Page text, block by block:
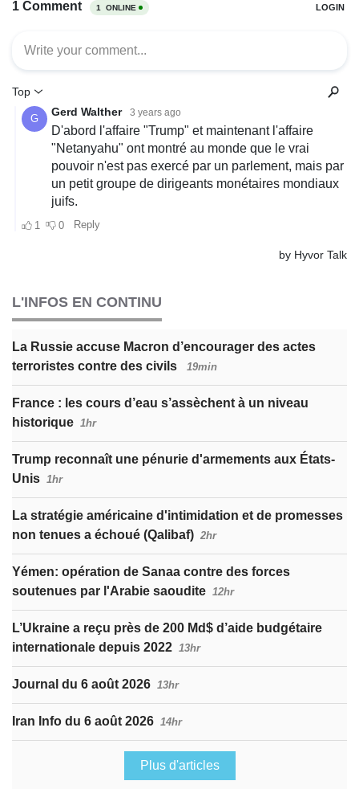
L'INFOS EN CONTINU
La Russie accuse Macron d’encourager des actes
terroristes contre des civils
19min
France : les cours d’eau s’assèchent à un niveau
historique 1hr
Trump reconnaît une pénurie d'armements aux États-
Unis 1hr
La stratégie américaine d'intimidation et de promesses
non tenues a échoué (Qalibaf) 2hr
Yémen: opération de Sanaa contre des forces
soutenues par l'Arabie saoudite 12hr
L’Ukraine a reçu près de 200 Md$ d’aide budgétaire
internationale depuis 2022 13hr
Journal du 6 août 2026 13hr
Iran Info du 6 août 2026 14hr
Plus d'articles